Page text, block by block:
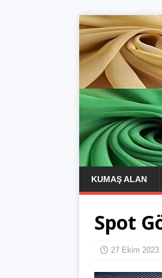
KUMAŞ ALAN
Spot
27 Ekim 2023